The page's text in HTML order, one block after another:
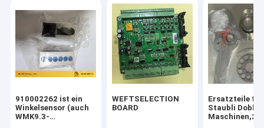
910002262 ist ein
Winkelsensor (auch
WMK9.3-
WEFTSELECTION
BOARD
Ersatzteile für
Staubli